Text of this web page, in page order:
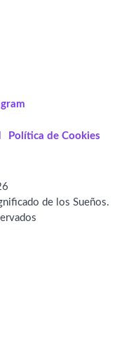
Política de Cookies
de los Sueños.